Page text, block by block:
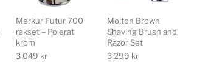
Merkur Futur 700
rakset – Polerat
krom
3 049 kr
Molton Brown
Shaving Brush and
Razor Set
3 299 kr